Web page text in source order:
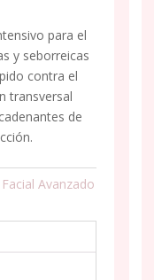
para el
y seborreicas
contra el
transversal
de
Avanzado